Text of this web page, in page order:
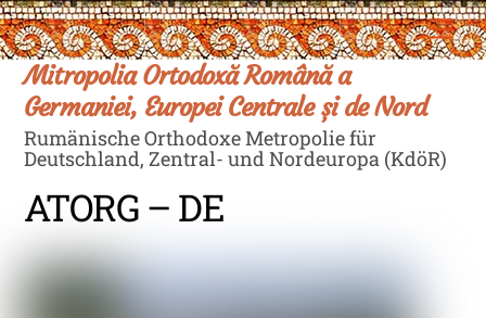
Skip
to
content
Mitropolia Ortodoxă Română a
Germaniei, Europei Centrale și de Nord
Rumänische Orthodoxe Metropolie für
Deutschland, Zentral- und Nordeuropa (KdöR)
ATORG – DE